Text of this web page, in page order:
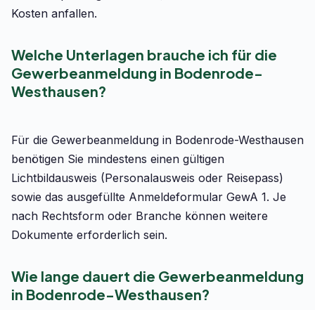
Kosten anfallen.
Welche Unterlagen brauche ich für die
Gewerbeanmeldung in Bodenrode-
Westhausen?
Für die Gewerbeanmeldung in Bodenrode-Westhausen
benötigen Sie mindestens einen gültigen
Lichtbildausweis (Personalausweis oder Reisepass)
sowie das ausgefüllte Anmeldeformular GewA 1. Je
nach Rechtsform oder Branche können weitere
Dokumente erforderlich sein.
Wie lange dauert die Gewerbeanmeldung
in Bodenrode-Westhausen?